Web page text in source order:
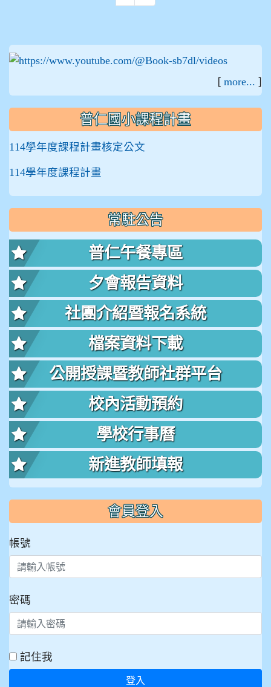
[ more... ]
普仁國小課程計畫
114學年度課程計畫核定公文
114學年度課程計畫
常駐公告
普仁午餐專區
夕會報告資料
社團介紹暨報名系統
檔案資料下載
公開授課暨教師社群平台
校內活動預約
學校行事曆
新進教師填報
會員登入
帳號
密碼
記住我
登入